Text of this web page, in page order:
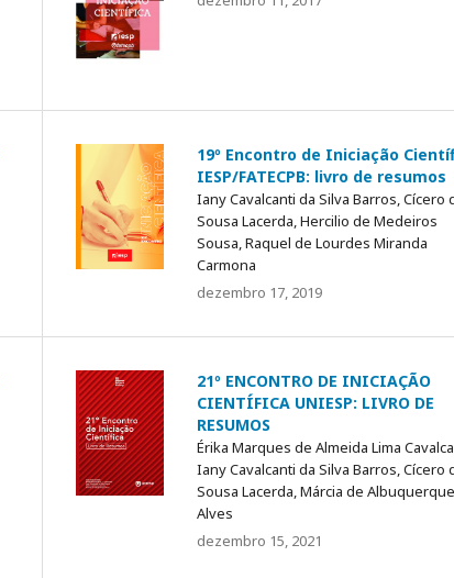
19º Encontro de Iniciação
IESP/FATECPB: livro de resumos
Iany Cavalcanti da Silva Barros, Cícero
Sousa Lacerda, Hercilio de Medeiros
Sousa, Raquel de Lourdes Miranda
Carmona
dezembro 17, 2019
21º ENCONTRO DE INICIAÇÃO
CIENTÍFICA UNIESP: LIVRO DE
RESUMOS
Érika Marques de Almeida Lima
Iany Cavalcanti da Silva Barros, Cícero
Sousa Lacerda, Márcia de Albuquerque
Alves
dezembro 15, 2021